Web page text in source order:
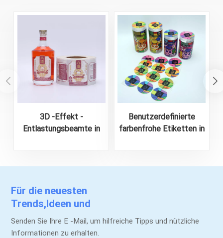
3D -Effekt -
Entlastungsbeamte in
Benutzerdefinierte
farbenfrohe Etiketten in
Für die neuesten
Trends,Ideen und
Werbeaktionen.
Senden Sie Ihre E -Mail, um hilfreiche Tipps und nützliche
Informationen zu erhalten.